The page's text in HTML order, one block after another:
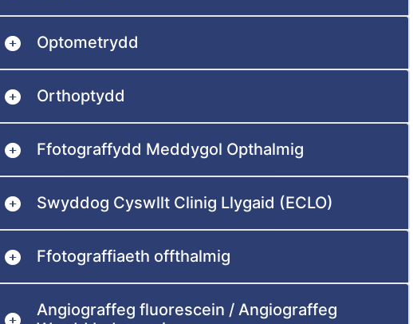
Optometrydd
Orthoptydd
Ffotograffydd Meddygol Opthalmig
Swyddog Cyswllt Clinig Llygaid (ECLO)
Ffotograffiaeth offthalmig
Angiograffeg fluorescein / Angiograffeg